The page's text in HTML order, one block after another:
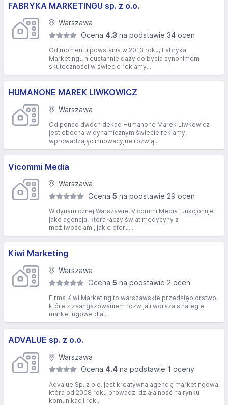
FABRYKA MARKETINGU sp. z o.o.
Warszawa
Ocena 4.3 na podstawie 34 ocen
Od momentu powstania w 2013 roku, Fabryka
Marketingu nieustannie dąży do bycia synonimem
skuteczności w świecie reklamy...
HUMANONE MAREK LIWKOWICZ
Warszawa
Od ponad dwóch dekad Humanone Marek Liwkowicz
jest obecna w dynamicznym świecie reklamy,
wprowadzając innowacyjne rozwią...
Vicommi Media
Warszawa
Ocena 5 na podstawie 29 ocen
W dynamicznej Warszawie, Vicommi Media funkcjonuje
jako agencja, która łączy świat medycyny z
możliwościami, jakie oferu...
Kiwi Marketing
Warszawa
Ocena 5 na podstawie 2 ocen
Firma Kiwi Marketing to warszawskie przedsiębiorstwo,
które z zaangażowaniem rozwija i wdraża strategie
marketingowe dla...
ADVALUE sp. z o.o.
Warszawa
Ocena 4.4 na podstawie 1 oceny
Advalue Sp. z o.o. jest kreatywną agencją marketingową,
która od 2008 roku prowadzi działalność na rynku
komunikacji rek...